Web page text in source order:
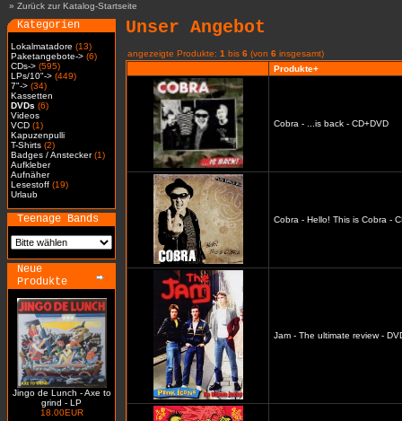
» Zurück zur Katalog-Startseite
Kategorien
Lokalmatadore (13)
Paketangebote-> (6)
CDs-> (595)
LPs/10"-> (449)
7"-> (34)
Kassetten
DVDs (6)
Videos
VCD (1)
Kapuzenpulli
T-Shirts (2)
Badges / Anstecker(1)
Aufkleber
Aufnäher
Lesestoff (19)
Urlaub
Teenage Bands
Neue
Produkte
Jingo de Lunch - Axe to
grind - LP
18.00EUR
Unser Angebot
angezeigte Produkte: 1 bis 6 (von 6 insgesamt)
Produkte+
Cobra - ...is back - CD+DVD
Cobra - Hello! This is Cobra -
Jam - The ultimate review -